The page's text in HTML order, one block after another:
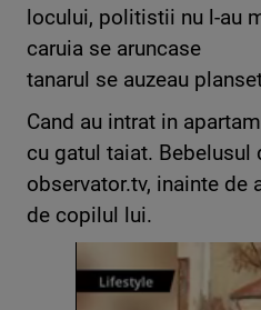
locului, politistii nu l-au
caruia se aruncase
tanarul se auzeau
Cand au intrat in
cu gatul taiat. Bebelusul
observator.tv, inainte de
de copilul lui.